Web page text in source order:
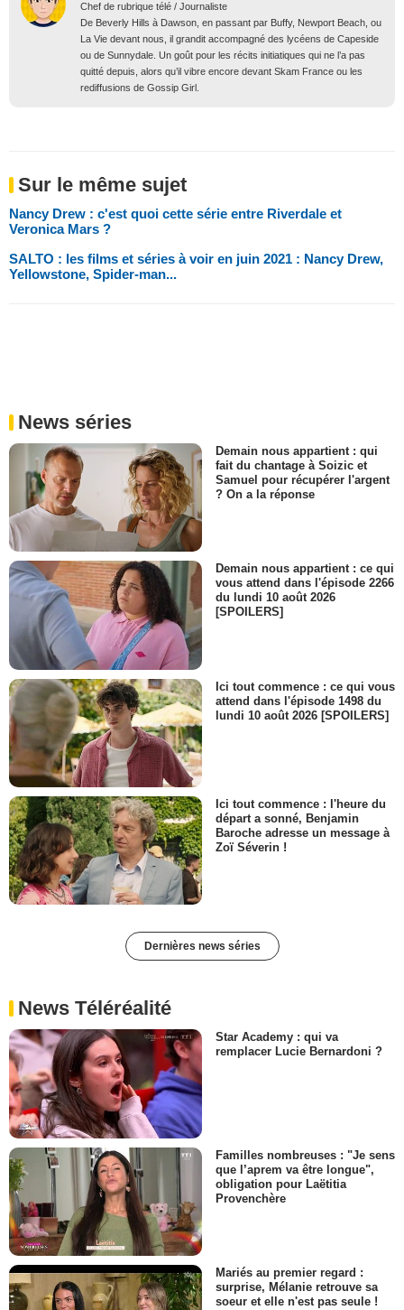
Chef de rubrique télé / Journaliste
De Beverly Hills à Dawson, en passant par Buffy, Newport Beach, ou
La Vie devant nous, il grandit accompagné des lycéens de Capeside
ou de Sunnydale. Un goût pour les récits initiatiques qui ne l’a pas
quitté depuis, alors qu’il vibre encore devant Skam France ou les
rediffusions de Gossip Girl.
Sur le même sujet
Nancy Drew : c'est quoi cette série entre Riverdale et
Veronica Mars ?
SALTO : les films et séries à voir en juin 2021 : Nancy Drew,
Yellowstone, Spider-man...
News séries
Demain nous appartient : qui
fait du chantage à Soizic et
Samuel pour récupérer l'argent
? On a la réponse
Demain nous appartient : ce qui
vous attend dans l'épisode 2266
du lundi 10 août 2026
[SPOILERS]
Ici tout commence : ce qui vous
attend dans l'épisode 1498 du
lundi 10 août 2026 [SPOILERS]
Ici tout commence : l'heure du
départ a sonné, Benjamin
Baroche adresse un message à
Zoï Séverin !
Dernières news séries
News Téléréalité
Star Academy : qui va
remplacer Lucie Bernardoni ?
Familles nombreuses : "Je sens
que l’aprem va être longue",
obligation pour Laëtitia
Provenchère
Mariés au premier regard :
surprise, Mélanie retrouve sa
soeur et elle n'est pas seule !